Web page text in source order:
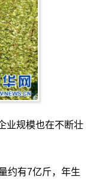
业规模也在不断壮
约有7亿斤，年生